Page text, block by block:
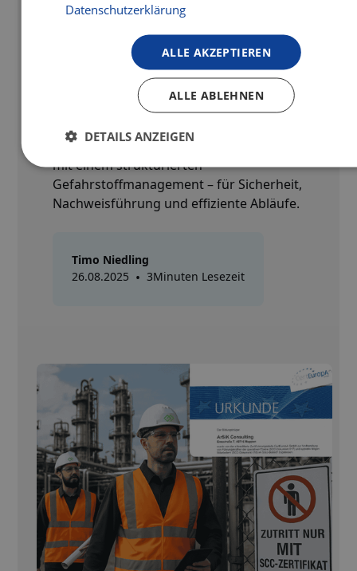
Befähigte Person zur Prüfung von
Sicherheits-/Gefahrstoffschränken
Wir sind nun offiziell befähigte Person zur
Prüfung von Sicherheits- und
Gefahrstoffschränken. Damit bieten wir
Ihnen nicht nur Prüfungen nach BetrSichV
und TRGS, sondern verbinden dies direkt
mit einem strukturierten
Gefahrstoffmanagement – für Sicherheit,
Nachweisführung und effiziente Abläufe.
Timo Niedling
26.08.2025 • 3Minuten Lesezeit
Datenschutzerklärung
ALLE AKZEPTIEREN
ALLE ABLEHNEN
DETAILS ANZEIGEN